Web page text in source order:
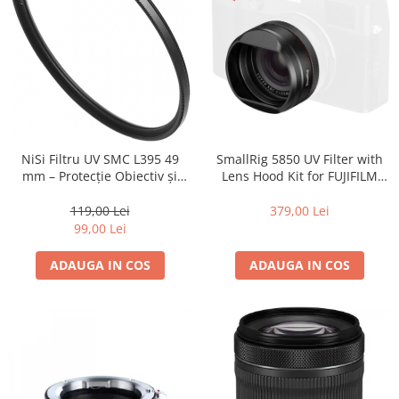
Camere Video Cinematice
Camere video de actiune
Accesorii camere video de actiune
Accesorii drone
Acumulatori camere video
Lampi video
Stabilizatoare (Gimbal) / Steady
Huse Protectie / Ploaie camere
Accesorii diverse pt camere video
Camere Video Compacte
NiSi Filtru UV SMC L395 49
mm – Protecție Obiectiv și
119,00 Lei
99,00 Lei
ADAUGA IN COS
SmallRig 5850 UV Filter with
Lens Hood Kit for FUJIFILM
379,00 Lei
ADAUGA IN COS